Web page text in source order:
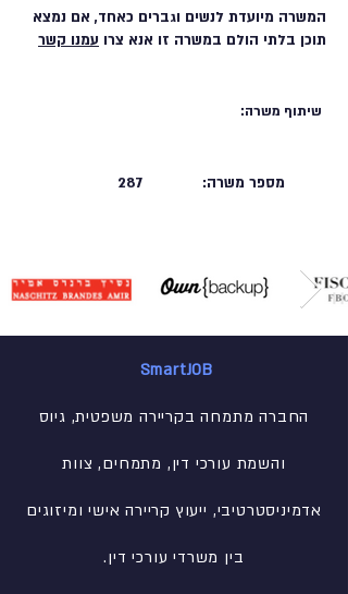
המשרה מיועדת לנשים וגברים כאחד, אם נמצא
תוכן בלתי הולם במשרה זו אנא צרו עמנו קשר
שיתוף משרה:
287 מספר משרה:
SmartJOB
החברה מתמחה בקריירה משפטית, גיוס
והשמת עורכי דין, מתמחים, צוות
אדמיניסטרטיבי, ייעוץ קריירה אישי ומיזוגים
בין משרדי עורכי דין.